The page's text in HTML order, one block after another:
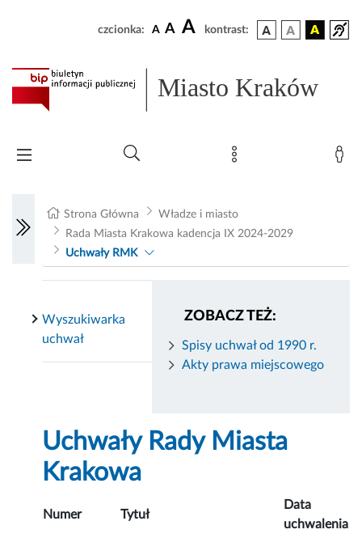
czcionka: A A A kontrast:
Miasto Kraków
Strona Główna
Władze i miasto
Rada Miasta Krakowa kadencja IX 2024-2029
Uchwały RMK
ZOBACZ TEŻ:
Spisy uchwał od 1990 r.
Akty prawa miejscowego
Wyszukiwarka
uchwał
Uchwały Rady Miasta
Krakowa
Numer Tytuł
Data
uchwalenia